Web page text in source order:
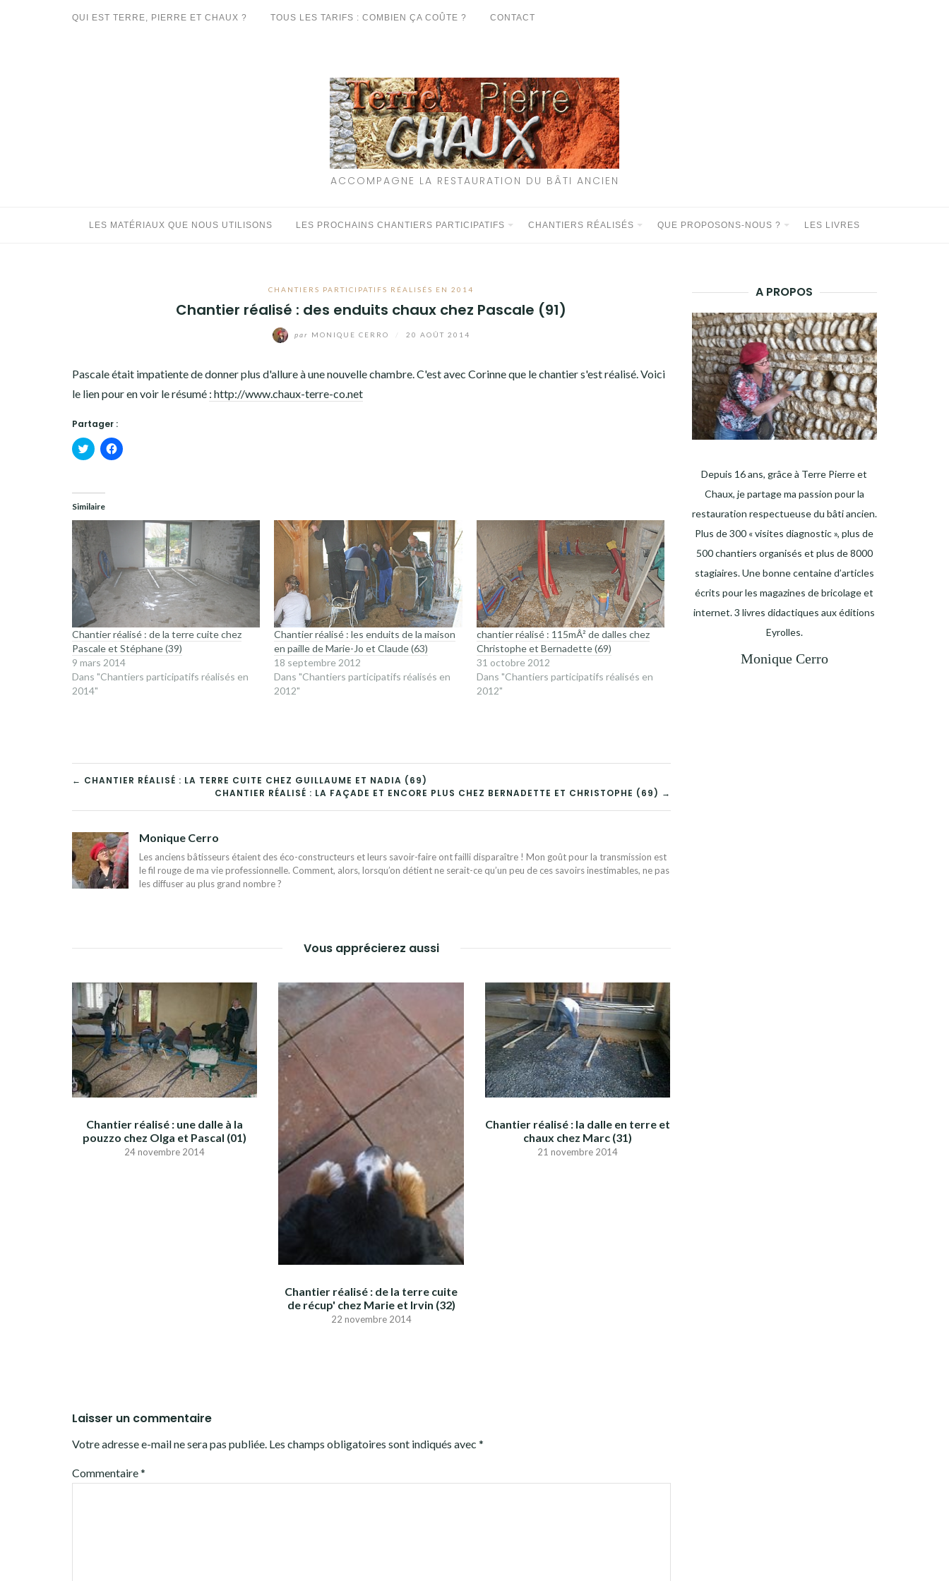
QUI EST TERRE, PIERRE ET CHAUX ? TOUS LES TARIFS : COMBIEN ÇA COÛTE ? CONTACT
ACCOMPAGNE LA RESTAURATION DU BÂTI ANCIEN
LES MATÉRIAUX QUE NOUS UTILISONS LES PROCHAINS CHANTIERS PARTICIPATIFS CHANTIERS RÉALISÉS QUE PROPOSONS-NOUS ? LES LIVRES
CHANTIERS PARTICIPATIFS RÉALISÉS EN 2014
Chantier réalisé : des enduits chaux chez Pascale (91)
par MONIQUE CERRO 20 AOÛT 2014
Pascale était impatiente de donner plus d'allure à une nouvelle chambre. C'est avec Corinne que le chantier s'est réalisé. Voici
le lien pour en voir le résumé : http://www.chaux-terre-co.net
Partager :
Cliquez
pour
dans
une
nouvelle
fenêtre)
Cliquez
pour
fenêtre)
Similaire
Chantier réalisé : de la terre cuite chez
Pascale et Stéphane (39)
9 mars 2014
Dans "Chantiers participatifs réalisés en
2014"
Chantier réalisé : les enduits de la maison
en paille de Marie-Jo et Claude (63)
18 septembre 2012
Dans "Chantiers participatifs réalisés en
2012"
chantier réalisé : 115mÂ² de dalles chez
Christophe et Bernadette (69)
31 octobre 2012
Dans "Chantiers participatifs réalisés en
2012"
NAVIGATION
DE
L’ARTICLE
← CHANTIER RÉALISÉ : LA TERRE CUITE CHEZ GUILLAUME ET NADIA (69)
CHANTIER RÉALISÉ : LA FAÇADE ET ENCORE PLUS CHEZ BERNADETTE ET CHRISTOPHE (69) →
Monique Cerro
Les anciens bâtisseurs étaient des éco-constructeurs et leurs savoir-faire ont failli disparaître ! Mon goût pour la transmission est
le fil rouge de ma vie professionnelle. Comment, alors, lorsqu’on détient ne serait-ce qu’un peu de ces savoirs inestimables, ne pas
les diffuser au plus grand nombre ?
Vous apprécierez aussi
Chantier réalisé : une dalle à la
pouzzo chez Olga et Pascal (01)
24 novembre 2014
Chantier réalisé : de la terre cuite
de récup' chez Marie et Irvin (32)
22 novembre 2014
Chantier réalisé : la dalle en terre et
chaux chez Marc (31)
21 novembre 2014
Laisser un commentaire
Votre adresse e-mail ne sera pas publiée. Les champs obligatoires sont indiqués avec *
Commentaire*
A PROPOS
Depuis 16 ans, grâce à Terre Pierre et
Chaux, je partage ma passion pour la
restauration respectueuse du bâti ancien.
Plus de 300 « visites diagnostic », plus de
500 chantiers organisés et plus de 8000
stagiaires. Une bonne centaine d’articles
écrits pour les magazines de bricolage et
internet. 3 livres didactiques aux éditions
Eyrolles.
Monique Cerro